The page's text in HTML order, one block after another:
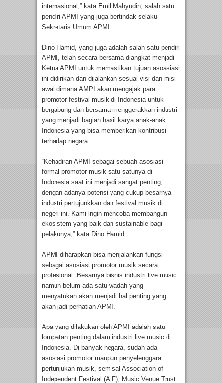
internasional,” kata Emil Mahyudin, salah satu
pendiri APMI yang juga bertindak selaku
Sekretaris Umum APMI.
Dino Hamid, yang juga adalah salah satu pendiri
APMI, telah secara bersama diangkat menjadi
Ketua APMI untuk memastikan tujuan asoasiasi
ini didirikan dan dijalankan sesuai visi dan misi
awal dimana AMPI akan mengajak para
promotor festival musik di Indonesia untuk
bergabung dan bersama menggerakkan industri
yang menjadi bagian hasil karya anak-anak
Indonesia yang bisa memberikan kontribusi
terhadap negara.
“Kehadiran APMI sebagai sebuah asosiasi
formal promotor musik satu-satunya di
Indonesia saat ini menjadi sangat penting,
dengan adanya potensi yang cukup besarnya
industri pertujunkkan dan festival musik di
negeri ini. Kami ingin mencoba membangun
ekosistem yang baik dan sustainable bagi
pelakunya,” kata Dino Hamid.
APMI diharapkan bisa menjalankan fungsi
sebagai asosiasi promotor musik secara
profesional. Besarnya bisnis industri live music
namun belum ada satu wadah yang
menyatukan akan menjadi hal penting yang
akan jadi perhatian APMI.
Apa yang dilakukan oleh APMI adalah satu
lompatan penting dalam industri live music di
Indonesia. Di banyak negara, sudah ada
asosiasi promotor maupun penyelenggara
pertunjukan musik, semisal Association of
Independent Festival (AIF), Music Venue Trust